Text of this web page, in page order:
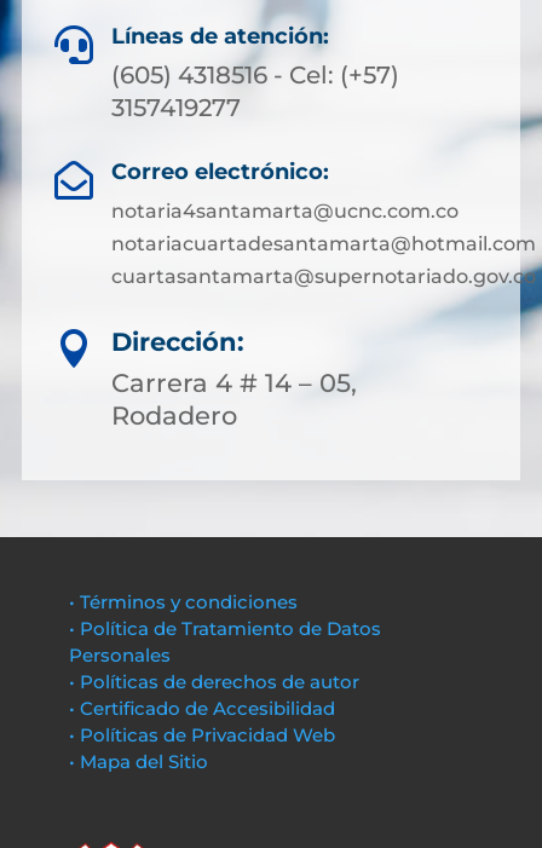
 Líneas de atención:
(605) 4318516 - Cel: (+57)
3157419277
 Correo electrónico:
notaria4santamarta@ucnc.com.co
notariacuartadesantamarta@hotmail.com
cuartasantamarta@supernotariado.gov.co

Dirección:
Carrera 4 # 14 – 05,
Rodadero
• Términos y condiciones
• Política de Tratamiento de Datos
Personales
• Políticas de derechos de autor
• Certificado de Accesibilidad
• Políticas de Privacidad Web
• Mapa del Sitio